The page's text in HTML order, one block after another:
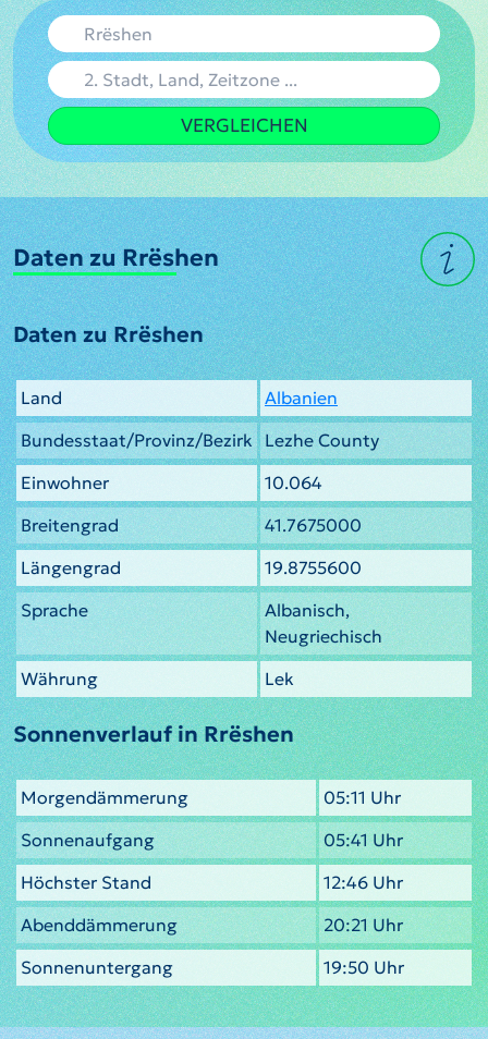
VERGLEICHEN
Daten zu Rrëshen
Daten zu Rrëshen
Land
Albanien
Bundesstaat/Provinz/Bezirk
Lezhe County
Einwohner
10.064
Breitengrad
41.7675000
Längengrad
19.8755600
Sprache
Albanisch,
Neugriechisch
Währung
Lek
Sonnenverlauf in Rrëshen
Morgendämmerung
05:11 Uhr
Sonnenaufgang
05:41 Uhr
Höchster Stand
12:46 Uhr
Abenddämmerung
20:21 Uhr
Sonnenuntergang
19:50 Uhr